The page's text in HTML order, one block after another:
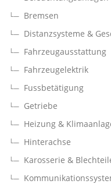
Bremsen
Distanzsysteme &
Fahrzeugausstattung
Fahrzeugelektrik
Fussbetätigung
Getriebe
Heizung &
Hinterachse
Karosserie &